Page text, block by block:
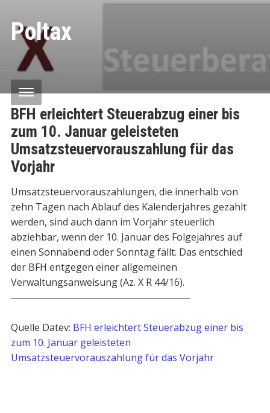
Poltax
BFH erleichtert Steuerabzug einer bis
zum 10. Januar geleisteten
Umsatzsteuervorauszahlung für das
Vorjahr
Umsatzsteuervorauszahlungen, die innerhalb von
zehn Tagen nach Ablauf des Kalenderjahres gezahlt
werden, sind auch dann im Vorjahr steuerlich
abziehbar, wenn der 10. Januar des Folgejahres auf
einen Sonnabend oder Sonntag fällt. Das entschied
der BFH entgegen einer allgemeinen
Verwaltungsanweisung (Az. X R 44/16).
───────────────────────────
Quelle Datev: BFH erleichtert Steuerabzug einer bis
zum 10. Januar geleisteten
Umsatzsteuervorauszahlung für das Vorjahr